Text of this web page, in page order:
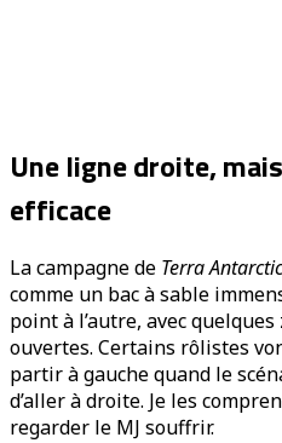
Une ligne droite,
efficace
La campagne de Terra
comme un bac à sable
point à l’autre, avec
ouvertes. Certains rôlistes
partir à gauche quand le
d’aller à droite. Je les
regarder le MJ souffrir.